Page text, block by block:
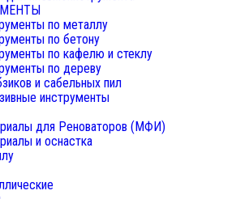
по металлу
по бетону
по кафелю и стеклу
по дереву
и сабельных пил
инструменты
для Реноваторов (МФИ)
и оснастка